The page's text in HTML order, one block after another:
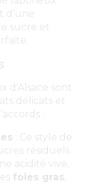
d’une
sucre et
d’Alsace sont
délicats et
:
: Ce style de
résiduels
acidité vive,
foies gras